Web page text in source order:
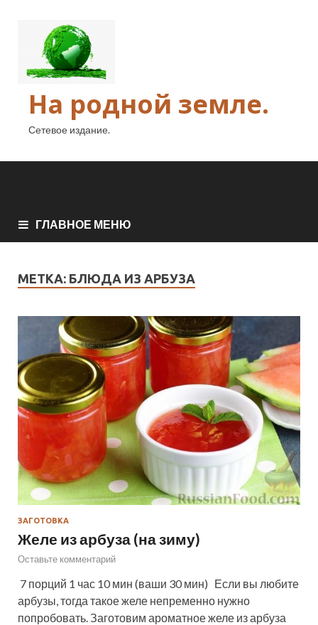
На родной земле.
Сетевое издание.
ГЛАВНОЕ МЕНЮ
МЕТКА: БЛЮДА ИЗ АРБУЗА
ЗАГОТОВКА
Желе из арбуза (на зиму)
Оставьте комментарий
7 порций 1 час 10 мин (ваши 30 мин) Если вы любите
арбузы, тогда такое желе непременно нужно
попробовать. Заготовим ароматное желе из арбуза